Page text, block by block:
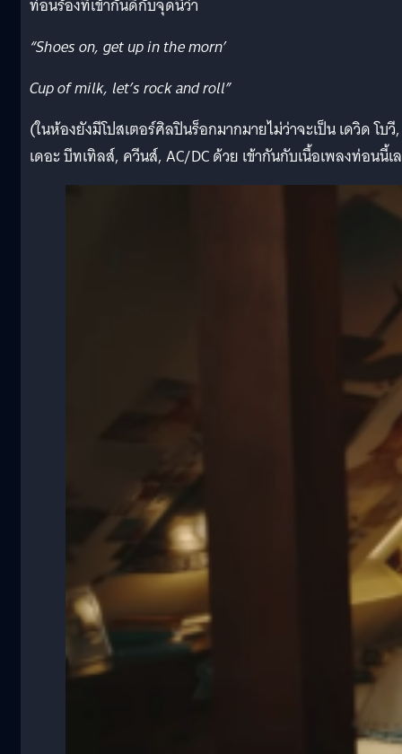
ท่อนร้องที่เข้ากันดีกับจุดนี้ว่า
“Shoes on, get up in the morn’
Cup ofmilk, let’s rock and roll”
(ในห้องยังมีโปสเตอร์ศิลปินร็อกมากมายไม่ว่าจะเป็น เดวิด โบวี,
เดอะ บีทเทิลส์, ควีนส์, AC/DC ด้วย เข้ากันกับเนื้อเพลงท่อนนี้เ